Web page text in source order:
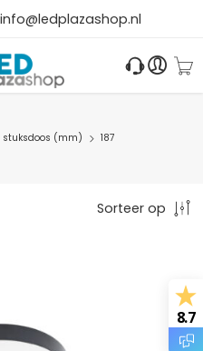
info@ledplazashop.nl
stuksdoos (mm) 187
Sorteer op
8.7